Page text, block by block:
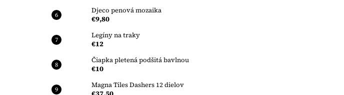
Djeco penová mozaika
€9,80
Legíny na traky
€12
Čiapka pletená podšitá bavlnou
€10
Magna Tiles Dashers 12 dielov